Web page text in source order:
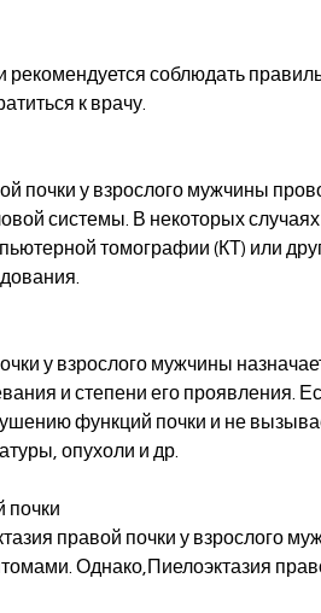
рекомендуется соблюдать
к врачу.
почки у взрослого мужчины
системы. В некоторых
томографии (КТ) или
у взрослого мужчины
и степени его проявления.
функций почки и не
опухоли и др.
почки
правой почки у взрослого
Однако,Пиелоэктазия